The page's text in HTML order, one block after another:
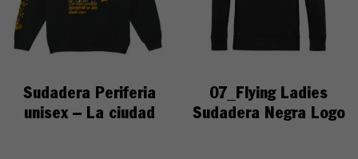
Sudadera Periferia
unisex – La ciudad
07_Flying Ladies
Sudadera Negra Logo